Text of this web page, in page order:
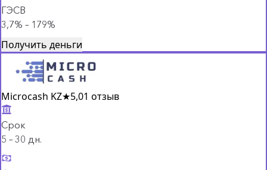
ГЭСВ
3,7% – 179%
Получить деньги
Microcash KZ★5,01 отзыв
Срок
5 – 30 дн.